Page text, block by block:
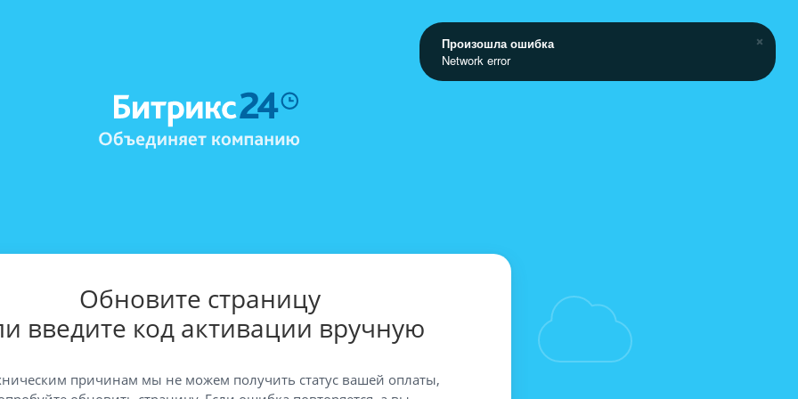
Обновите страницу
введите код активации вручную
причинам мы не можем получить статус вашей оплаты,
Произошла ошибка
Network error